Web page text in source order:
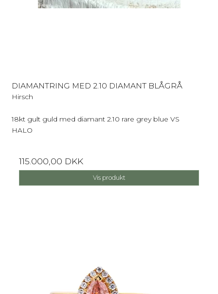
DIAMANTRING MED 2.10 DIAMANT BLÅGRÅ
Hirsch
18kt gult guld med diamant 2.10 rare grey blue VS
HALO
115.000,00 DKK
Vis produkt